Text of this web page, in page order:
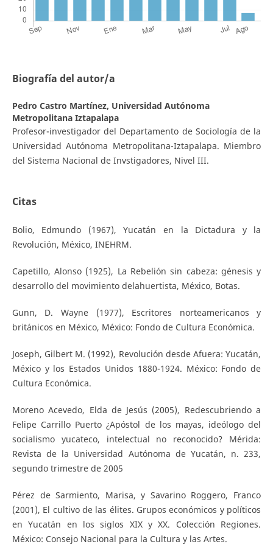
Biografía del autor/a
Pedro Castro Martínez, Universidad Autónoma
Metropolitana Iztapalapa
Profesor-investigador del Departamento de Sociología de la
Universidad Autónoma Metropolitana-Iztapalapa. Miembro
del Sistema Nacional de Invstigadores, Nivel III.
Citas
Bolio, Edmundo (1967), Yucatán en la Dictadura y la
Revolución, México, INEHRM.
Capetillo, Alonso (1925), La Rebelión sin cabeza: génesis y
desarrollo del movimiento delahuertista, México, Botas.
Gunn, D. Wayne (1977), Escritores norteamericanos y
británicos en México, México: Fondo de Cultura Económica.
Joseph, Gilbert M. (1992), Revolución desde Afuera: Yucatán,
México y los Estados Unidos 1880-1924. México: Fondo de
Cultura Económica.
Moreno Acevedo, Elda de Jesús (2005), Redescubriendo a
Felipe Carrillo Puerto ¿Apóstol de los mayas, ideólogo del
socialismo yucateco, intelectual no reconocido? Mérida:
Revista de la Universidad Autónoma de Yucatán, n. 233,
segundo trimestre de 2005
Pérez de Sarmiento, Marisa, y Savarino Roggero, Franco
(2001), El cultivo de las élites. Grupos económicos y políticos
en Yucatán en los siglos XIX y XX. Colección Regiones.
México: Consejo Nacional para la Cultura y las Artes.